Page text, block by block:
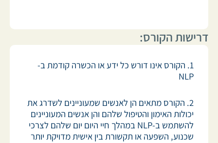
דרישות הקורס:
1. הקורס אינו דורש כל ידע או הכשרה קודמת ב-
NLP
2. הקורס מתאים הן לאנשים שמעוניינים לשדרג את
יכולות האימון והטיפול שלהם והן אנשים המעוניינים
להשתמש ב-NLP במהלך חיי היום יום שלהם לצרכי
שכנוע, השפעה או תקשורת בין אישית מדויקת יותר